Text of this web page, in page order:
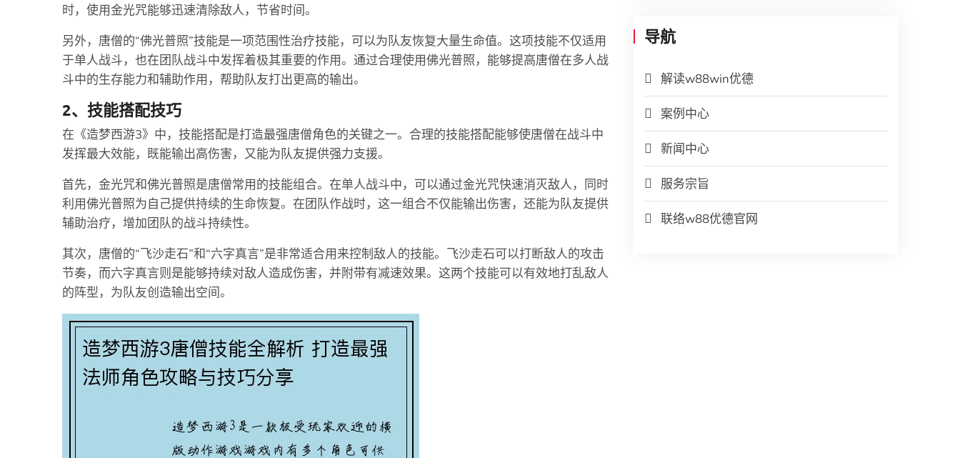
时，使用金光咒能够迅速清除敌人，节省时间。
另外，唐僧的“佛光普照”技能是一项范围性治疗技能，可以为队友恢复大量生命值。这项技能不仅适用
于单人战斗，也在团队战斗中发挥着极其重要的作用。通过合理使用佛光普照，能够提高唐僧在多人战
斗中的生存能力和辅助作用，帮助队友打出更高的输出。
2、技能搭配技巧
在《造梦西游3》中，技能搭配是打造最强唐僧角色的关键之一。合理的技能搭配能够使唐僧在战斗中
发挥最大效能，既能输出高伤害，又能为队友提供强力支援。
首先，金光咒和佛光普照是唐僧常用的技能组合。在单人战斗中，可以通过金光咒快速消灭敌人，同时
利用佛光普照为自己提供持续的生命恢复。在团队作战时，这一组合不仅能输出伤害，还能为队友提供
辅助治疗，增加团队的战斗持续性。
其次，唐僧的“飞沙走石”和“六字真言”是非常适合用来控制敌人的技能。飞沙走石可以打断敌人的攻击
节奏，而六字真言则是能够持续对敌人造成伤害，并附带有减速效果。这两个技能可以有效地打乱敌人
的阵型，为队友创造输出空间。
导航
解读w88win优德
案例中心
新闻中心
服务宗旨
联络w88优德官网